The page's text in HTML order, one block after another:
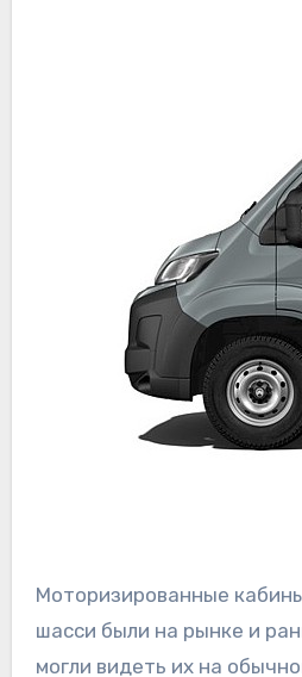
Моторизированные
шасси были на рынке и
могли видеть их на